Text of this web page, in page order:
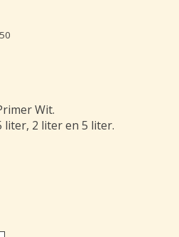
Wit.
2 liter en 5 liter.
is